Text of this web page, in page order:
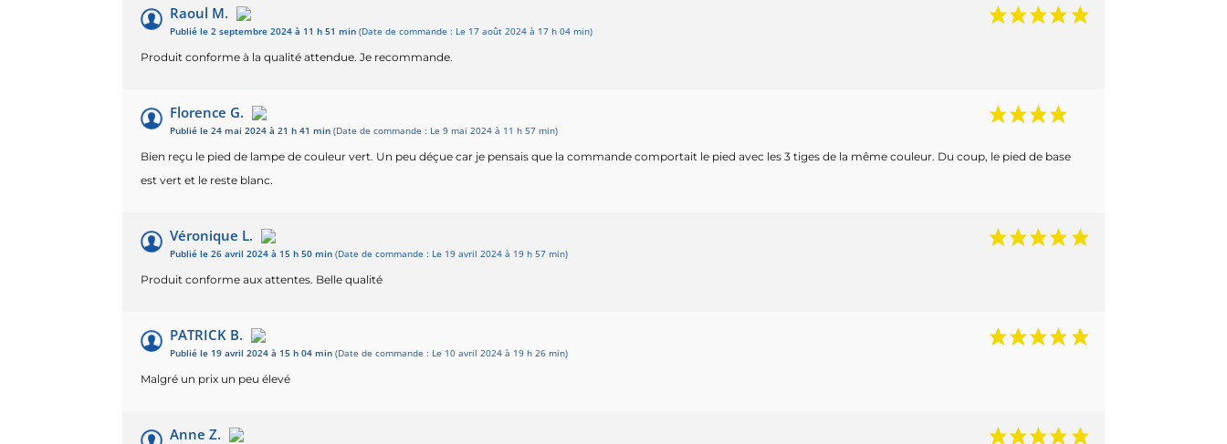
Raoul M.
Publié le 2 septembre 2024 à 11 h 51 min(Date de commande : Le 17 août 2024 à 17 h 04 min)
Produit conforme à la qualité attendue. Je recommande.
Florence G.
Publié le 24 mai 2024 à 21 h 41 min(Date de commande : Le 9 mai 2024 à 11 h 57 min)
Bien reçu le pied de lampe de couleur vert. Un peu déçue car je pensais que la commande comportait le pied avec les 3 tiges de la même couleur. Du coup, le pied de base
est vert et le reste blanc.
Véronique L.
Publié le 26 avril 2024 à 15 h 50 min(Date de commande : Le 19 avril 2024 à 19 h 57 min)
Produit conforme aux attentes. Belle qualité
PATRICK B.
Publié le 19 avril 2024 à 15 h 04 min(Date de commande : Le 10 avril 2024 à 19 h 26 min)
Malgré un prix un peu élevé
Anne Z.